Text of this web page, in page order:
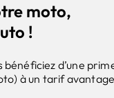
moto,
!
bénéficiez d’une
à un tarif